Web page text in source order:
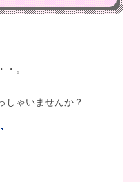
。
しゃいませんか？